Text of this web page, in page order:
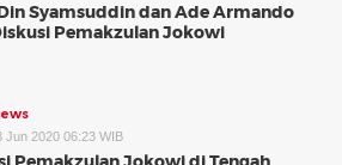
Syamsuddin dan Ade Armando
Pemakzulan Jokowi
Jun 2020 06:23 WIB